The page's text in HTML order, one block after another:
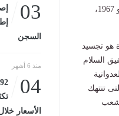
الفلسطينى حقه فى تقرير المصير وتجسيد دولته المستقلة متصلة الأراضى على خطوط يونيو 1967،
هو تجسيد
السلام
تنتهك
03
السجن
منذ 6 أشهر
04
الأسعار